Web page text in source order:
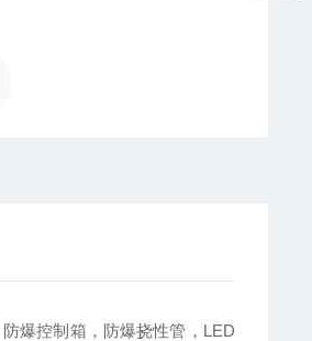
爆控制箱，防爆挠性管，LED